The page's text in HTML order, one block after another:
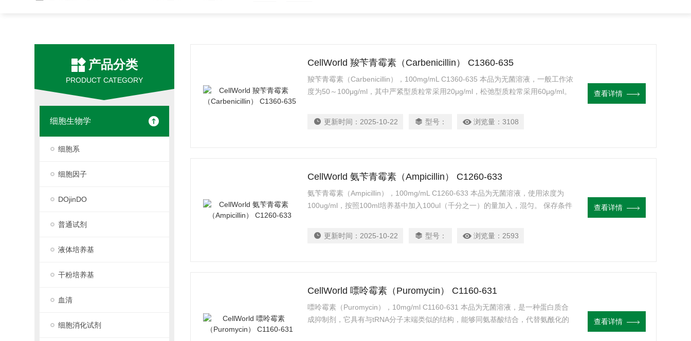
产品分类
PRODUCT CATEGORY
细胞生物学
细胞系
细胞因子
DOjinDO
普通试剂
液体培养基
干粉培养基
血清
细胞消化试剂
CellWorld 羧苄青霉素（Carbenicillin） C1360-635
羧苄青霉素（Carbenicillin），100mg/mL C1360-635 本品为无菌溶液，一般工作浓
度为50～100μg/ml，其中严紧型质粒常采用20μg/ml，松弛型质粒常采用60μg/ml。
更新时间： 2025-10-22 型号： 浏览量： 3108
查看详情
CellWorld 氨苄青霉素（Ampicillin） C1260-633
氨苄青霉素（Ampicillin），100mg/mL C1260-633 本品为无菌溶液，使用浓度为
100ug/ml，按照100ml培养基中加入100ul（千分之一）的量加入，混匀。 保存条件
更新时间： 2025-10-22 型号： 浏览量： 2593
查看详情
CellWorld 嘌呤霉素（Puromycin） C1160-631
嘌呤霉素（Puromycin），10mg/ml C1160-631 本品为无菌溶液，是一种蛋白质合
成抑制剂，它具有与tRNA分子末端类似的结构，能够同氨基酸结合，代替氨酰化的
查看详情